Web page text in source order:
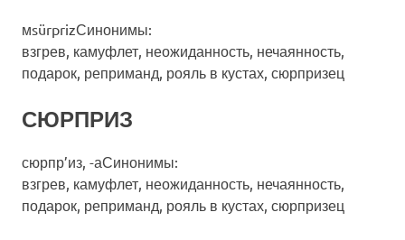
мsürprizСинонимы:
взгрев, камуфлет, неожиданность, нечаянность,
подарок, реприманд, рояль в кустах, сюрпризец
СЮРПРИЗ
сюрпр’из, -аСинонимы:
взгрев, камуфлет, неожиданность, нечаянность,
подарок, реприманд, рояль в кустах, сюрпризец